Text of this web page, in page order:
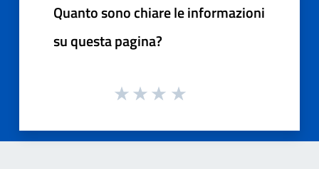
Quanto sono chiare le informazioni
su questa pagina?